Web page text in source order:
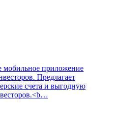
приложение
Предлагает
счета и выгодную